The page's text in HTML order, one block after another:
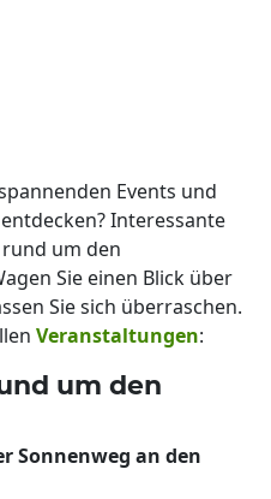
Events und
Interessante
um den
Sie einen Blick über
Sie sich überraschen.
Veranstaltungen:
um den
Sonnenweg an den